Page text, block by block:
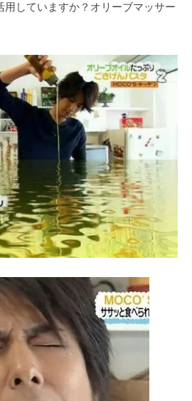
用していますか？オリーブマッサー